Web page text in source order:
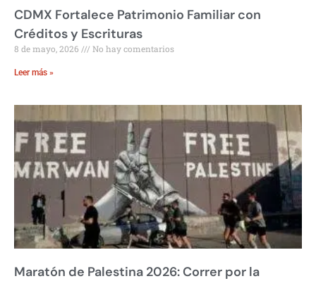
CDMX Fortalece Patrimonio Familiar con
Créditos y Escrituras
8 de mayo, 2026 No hay comentarios
Leer más »
Maratón de Palestina 2026: Correr por la